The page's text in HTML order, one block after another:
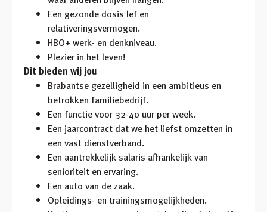
Een gezonde dosis lef en
relativeringsvermogen.
HBO+ werk- en denkniveau.
Plezier in het leven!
Dit bieden wij jou
Brabantse gezelligheid in een ambitieus en
betrokken familiebedrijf.
Een functie voor 32-40 uur per week.
Een jaarcontract dat we het liefst omzetten in
een vast dienstverband.
Een aantrekkelijk salaris afhankelijk van
senioriteit en ervaring.
Een auto van de zaak.
Opleidings- en trainingsmogelijkheden.